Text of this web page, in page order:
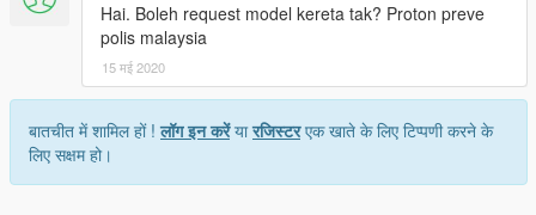
Hai. Boleh request model kereta tak? Proton preve
polis malaysia
15 मई 2020
बातचीत में शामिल हों !लॉग इन करेंयारजिस्टरएक खाते के लिए टिप्पणी करने के
लिए सक्षम हो।